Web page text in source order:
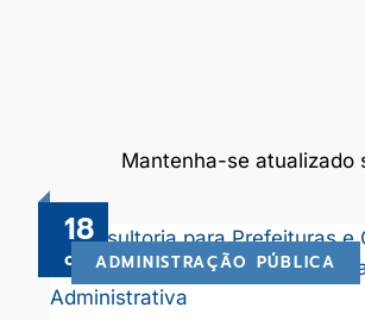
Mantenha-se atualizado
18
out ADMINISTRAÇÃO PÚBLICA